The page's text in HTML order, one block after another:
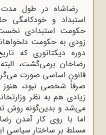
رضاشاه در طول
حکومت استبدادی
زودی به حکومت
دوره دیکتاتوری که
رضاخان برمی‌گشت،
قانون اساسی صورت
صرفاً شخصی نبود، هنوز
زیادی هم به نظر
می‌شد و بدین‌گونه روش
اما با روی کار آمدن
مسلط بر ساختار سیاسی